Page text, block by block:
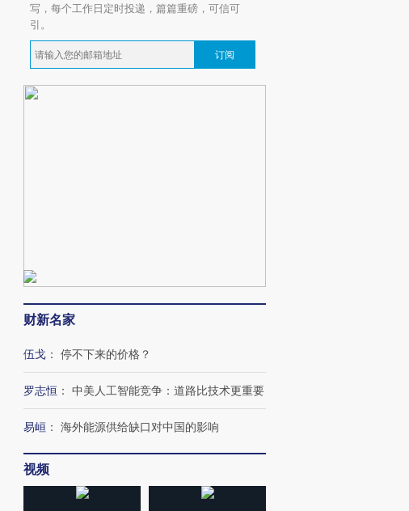
写，每个工作日定时投递，篇篇重磅，可信可
引。
订阅
财新名家
伍戈 ： 停不下来的价格？
罗志恒 ： 中美人工智能竞争：道路比技术更重要
易峘 ： 海外能源供给缺口对中国的影响
视频